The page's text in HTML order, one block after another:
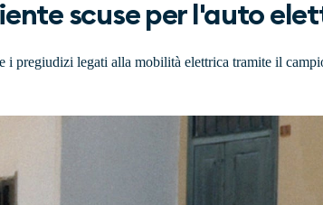
scuse per l'auto
pregiudizi legati alla mobilità elettrica tramite il